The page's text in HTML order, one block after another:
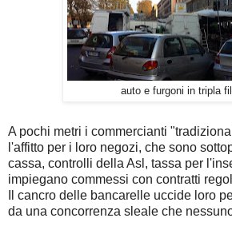
auto e furgoni in tripla
A pochi metri i commercianti
l'affitto per i loro negozi, che sono
cassa, controlli della Asl, tassa per
impiegano commessi con contratti
Il cancro delle bancarelle uccide loro
da una concorrenza sleale che